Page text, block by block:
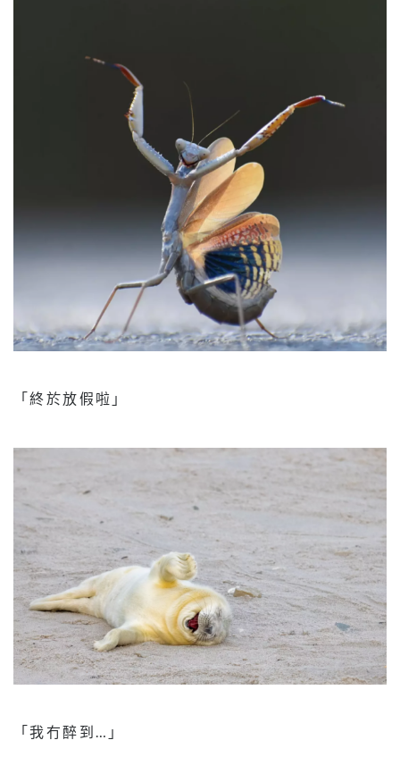
「終於放假啦」
「我冇醉到…」